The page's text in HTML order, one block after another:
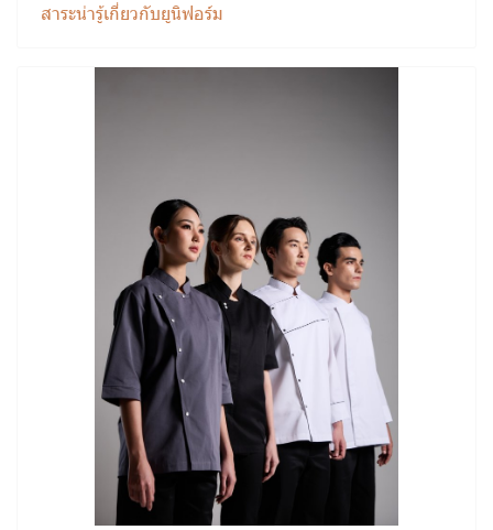
สาระน่ารู้เกี่ยวกับยูนิฟอร์ม